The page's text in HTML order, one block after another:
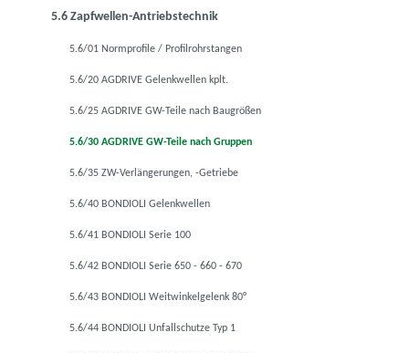
5.6 Zapfwellen-Antriebstechnik
5.6/01 Normprofile / Profilrohrstangen
5.6/20 AGDRIVE Gelenkwellen kplt.
5.6/25 AGDRIVE GW-Teile nach Baugrößen
5.6/30 AGDRIVE GW-Teile nach Gruppen
5.6/35 ZW-Verlängerungen, -Getriebe
5.6/40 BONDIOLI Gelenkwellen
5.6/41 BONDIOLI Serie 100
5.6/42 BONDIOLI Serie 650 - 660 - 670
5.6/43 BONDIOLI Weitwinkelgelenk 80°
5.6/44 BONDIOLI Unfallschutze Typ 1